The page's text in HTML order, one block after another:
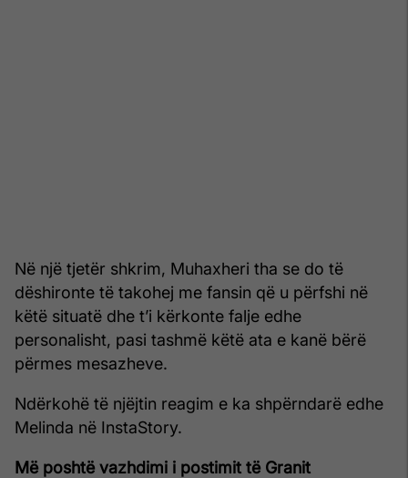
Në një tjetër shkrim, Muhaxheri tha se do të
dëshironte të takohej me fansin që u përfshi në
këtë situatë dhe t’i kërkonte falje edhe
personalisht, pasi tashmë këtë ata e kanë bërë
përmes mesazheve.
Ndërkohë të njëjtin reagim e ka shpërndarë edhe
Melinda në InstaStory.
Më poshtë vazhdimi i postimit të Granit